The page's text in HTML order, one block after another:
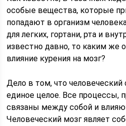
особые вещества, которые
попадают в организм
для легких, гортани, рта и
известно давно, то каким же
влияние курения на мозг?
Дело в том, что человеческий
единое целое. Все процессы,
связаны между собой и
Человеческий мозг являет